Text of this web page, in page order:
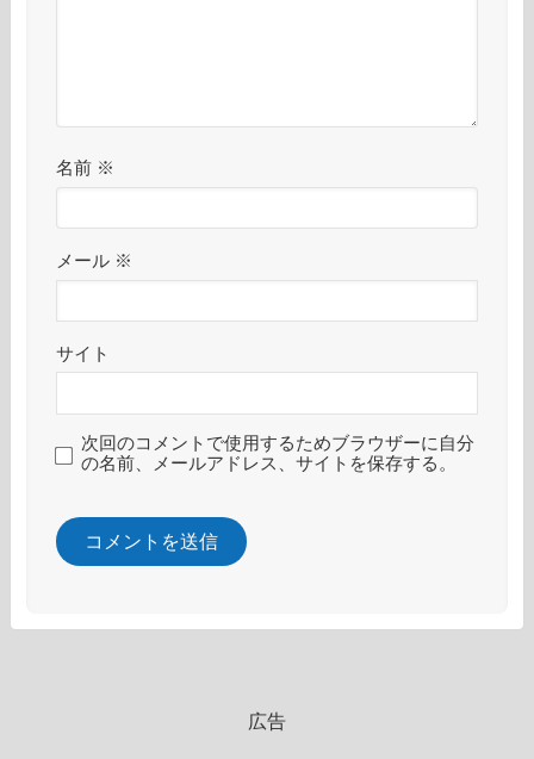
名前 ※
メール ※
サイト
次回のコメントで使用するためブラウザーに自分
の名前、メールアドレス、サイトを保存する。
広告